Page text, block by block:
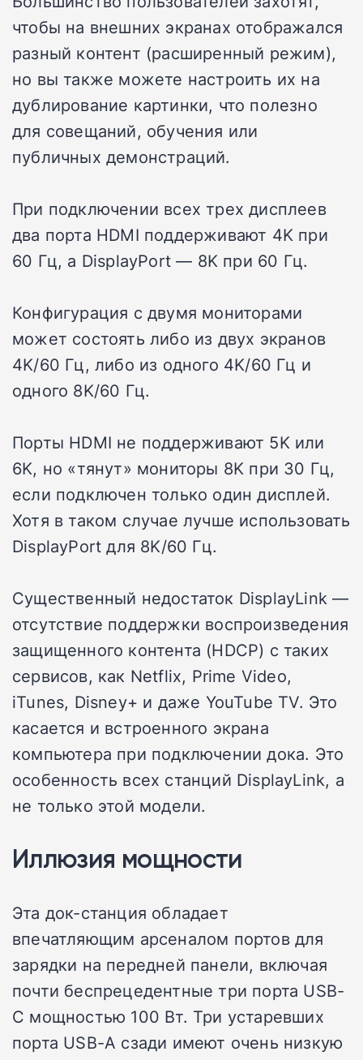
чтобы на внешних экранах отображался
разный контент (расширенный режим),
но вы также можете настроить их на
дублирование картинки, что полезно
для совещаний, обучения или
публичных демонстраций.
При подключении всех трех дисплеев
два порта HDMI поддерживают 4K при
60 Гц, а DisplayPort — 8K при 60 Гц.
Конфигурация с двумя мониторами
может состоять либо из двух экранов
4K/60 Гц, либо из одного 4K/60 Гц и
одного 8K/60 Гц.
Порты HDMI не поддерживают 5K или
6K, но «тянут» мониторы 8K при 30 Гц,
если подключен только один дисплей.
Хотя в таком случае лучше использовать
DisplayPort для 8K/60 Гц.
Существенный недостаток DisplayLink —
отсутствие поддержки воспроизведения
защищенного контента (HDCP) с таких
сервисов, как Netflix, Prime Video,
iTunes, Disney+ и даже YouTube TV. Это
касается и встроенного экрана
компьютера при подключении дока. Это
особенность всех станций DisplayLink, а
не только этой модели.
Иллюзия мощности
Эта док-станция обладает
впечатляющим арсеналом портов для
зарядки на передней панели, включая
почти беспрецедентные три порта USB-
C мощностью 100 Вт. Три устаревших
порта USB-A сзади имеют очень низкую